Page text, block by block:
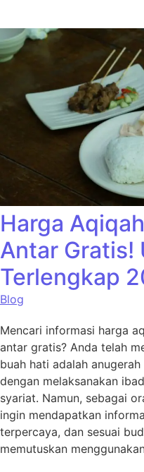
Harga
Antar Gratis!
Terlengkap
Blog
Mencari informasi harga
antar gratis? Anda telah
buah hati adalah
dengan melaksanakan
syariat. Namun, sebagai
ingin mendapatkan
terpercaya, dan sesuai
memutuskan